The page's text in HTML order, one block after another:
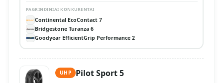
PAGRINDINIAI KONKURENTAI
Continental EcoContact 7
Bridgestone Turanza 6
Goodyear EfficientGrip Performance 2
UHP Pilot Sport 5